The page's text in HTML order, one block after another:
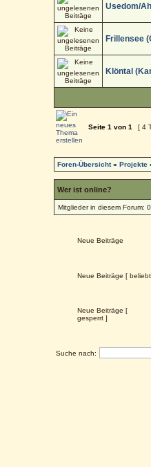
Usedom/
Frillensee
Klöntal
Seite1 von1 [ 4
Foren-Übersicht»Projekte
Wer ist online?
Mitglieder in diesem Forum:
Neue Beiträge
Neue Beiträge [
Neue Beiträge [
gesperrt ]
Suche nach: